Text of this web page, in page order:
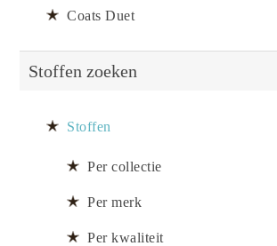
Coats Duet
Stoffen zoeken
Stoffen
Per collectie
Per merk
Per kwaliteit